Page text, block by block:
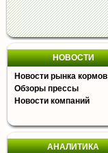
НОВОСТИ
Новости рынка кормов
Обзоры прессы
Новости компаний
АНАЛИТИКА